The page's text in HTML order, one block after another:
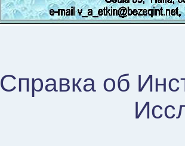
Справка об